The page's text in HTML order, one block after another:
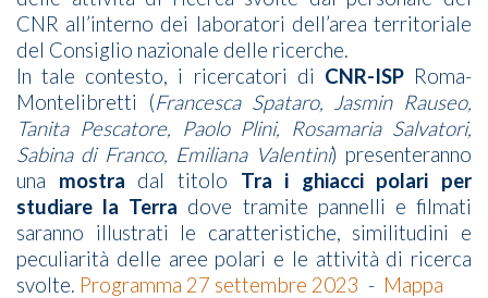
CNR all’interno dei laboratori dell’area territoriale
del Consiglio nazionale delle ricerche.
In tale contesto, i ricercatori di CNR-ISPRoma-
Montelibretti (Francesca Spataro, Jasmin Rauseo,
Tanita Pescatore, Paolo Plini, Rosamaria Salvatori,
Sabina di Franco, Emiliana Valentini) presenteranno
una mostra dal titolo Tra i ghiacci polari per
studiare la Terra dove tramite pannelli e filmati
saranno illustrati le caratteristiche, similitudini e
peculiarità delle aree polari e le attività di ricerca
svolte. Programma 27 settembre 2023 - Mappa